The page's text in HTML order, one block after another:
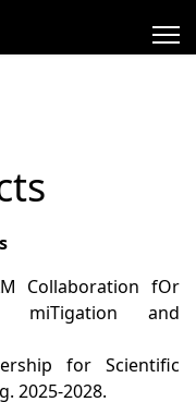
Collaboration fOr
miTigation and
for Scientific
2025-2028.